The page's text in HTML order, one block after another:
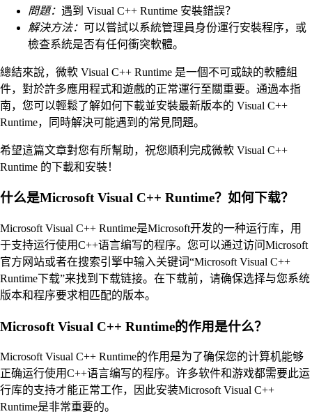
問題： 遇到 Visual C++ Runtime 安裝錯誤？
解決方法： 可以嘗試以系統管理員身份運行安裝程序，或
檢查系統是否有任何衝突軟體。
總結來說，微軟 Visual C++ Runtime 是一個不可或缺的軟體組
件，對於許多應用程式和遊戲的正常運行至關重要。通過本指
南，您可以輕鬆了解如何下載並安裝最新版本的 Visual C++
Runtime，同時解決可能遇到的常見問題。
希望這篇文章對您有所幫助，祝您順利完成微軟 Visual C++
Runtime 的下載和安裝！
什么是Microsoft Visual C++ Runtime？如何下载？
Microsoft Visual C++ Runtime是Microsoft开发的一种运行库，用
于支持运行使用C++语言编写的程序。您可以通过访问Microsoft
官方网站或者在搜索引擎中输入关键词“Microsoft Visual C++
Runtime下载”来找到下载链接。在下载前，请确保选择与您系统
版本和程序要求相匹配的版本。
Microsoft Visual C++ Runtime的作用是什么？
Microsoft Visual C++ Runtime的作用是为了确保您的计算机能够
正确运行使用C++语言编写的程序。许多软件和游戏都需要此运
行库的支持才能正常工作，因此安装Microsoft Visual C++
Runtime是非常重要的。